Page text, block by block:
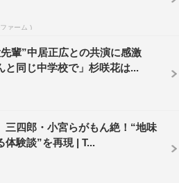
タイプなんです」という宇野
定にして牛乳を温めていたら爆
さらに、中居も電子レンジを使
てしまった時の実際の写真を公
爆発だったという状況を語る。
演した時、「番組始まって3分
しゃべらず…」と振り返る草
ァーム )
輩”中居正広との共演に感激
と同じ中学校で」杉咲花は...
三四郎・小宮らがもん絶！“地味
体験談”を再現 | T...